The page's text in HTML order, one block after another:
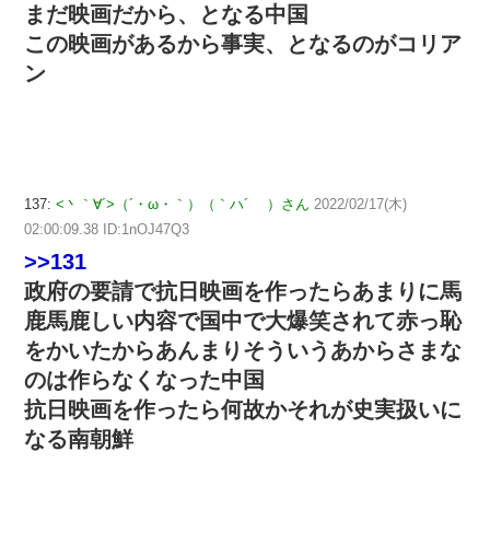
まだ映画だから、となる中国
この映画があるから事実、となるのがコリア
ン
137: <丶｀∀´>（´・ω・｀）（｀ハ´ ）さん 2022/02/17(木)
02:00:09.38 ID:1nOJ47Q3
>>131
政府の要請で抗日映画を作ったらあまりに馬
鹿馬鹿しい内容で国中で大爆笑されて赤っ恥
をかいたからあんまりそういうあからさまな
のは作らなくなった中国
抗日映画を作ったら何故かそれが史実扱いに
なる南朝鮮